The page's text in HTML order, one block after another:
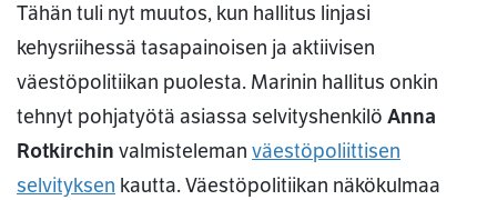
Tähän tuli nyt muutos, kun hallitus linjasi
kehysriihessä tasapainoisen ja aktiivisen
väestöpolitiikan puolesta. Marinin hallitus onkin
tehnyt pohjatyötä asiassa selvityshenkilö Anna
Rotkirchin valmisteleman väestöpoliittisen
selvityksen kautta. Väestöpolitiikan näkökulmaa